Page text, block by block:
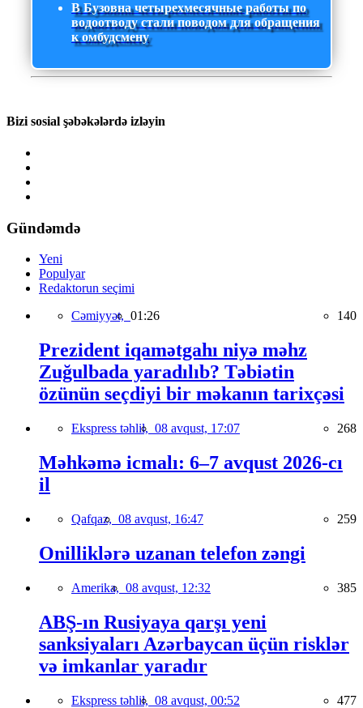
В Бузовна четырехмесячные работы по
водоотводу стали поводом для обращения
к омбудсмену
Bizi sosial şəbəkələrdə izləyin
Gündəmdə
Yeni
Populyar
Redaktorun seçimi
Cəmiyyət, 01:26 140
Prezident iqamətgahı niyə məhz
Zuğulbada yaradılıb? Təbiətin
özünün seçdiyi bir məkanın tarixçəsi
Ekspress təhlil, 08 avqust, 17:07 268
Məhkəmə icmalı: 6–7 avqust 2026-cı
il
Qafqaz, 08 avqust, 16:47 259
Onilliklərə uzanan telefon zəngi
Amerika, 08 avqust, 12:32 385
ABŞ-ın Rusiyaya qarşı yeni
sanksiyaları Azərbaycan üçün risklər
və imkanlar yaradır
Ekspress təhlil, 08 avqust, 00:52 477